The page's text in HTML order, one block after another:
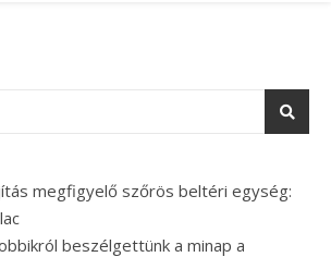
megfigyelő szőrös beltéri egység:
beszélgettünk a minap a